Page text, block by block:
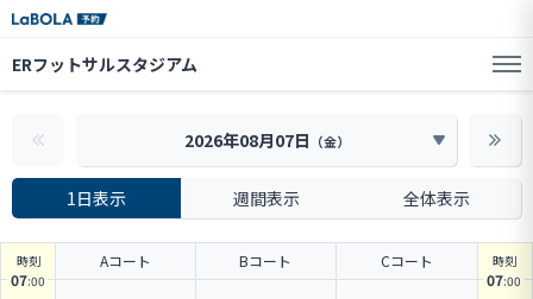
ERフットサルスタジアム
2026年08月07日 （金）
1日表示 週間表示 全体表示
時刻
07:00
Aコート Bコート Cコート 時刻
07:00